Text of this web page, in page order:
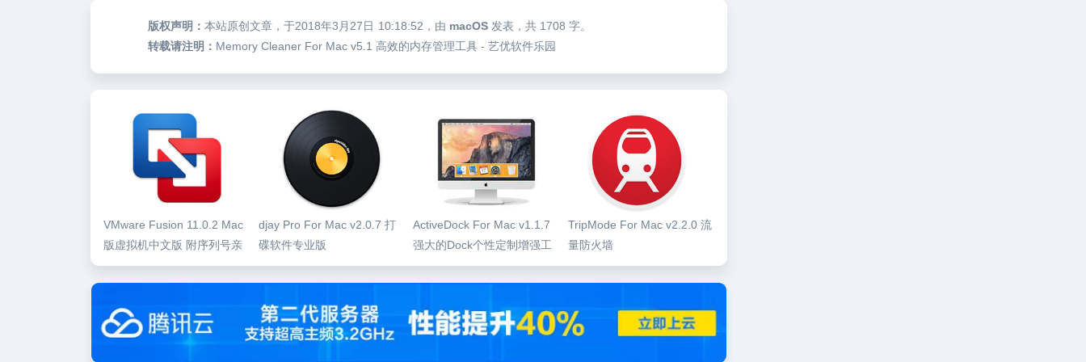
版权声明： 本站原创文章，于2018年3月27日 10:18:52 ，由 macOS 发表，共 1708 字。
转载请注明： Memory Cleaner For Mac v5.1 高效的内存管理工具 - 艺优软件乐园
VMware Fusion 11.0.2 Mac
版虚拟机中文版 附序列号亲
测可用
djay Pro For Mac v2.0.7 打
碟软件专业版
ActiveDock For Mac v1.1.7
强大的Dock个性定制增强工
具
TripMode For Mac v2.2.0 流
量防火墙